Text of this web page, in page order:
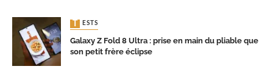
TESTS
Galaxy Z Fold 8 Ultra : prise en main du pliable que
son petit frère éclipse